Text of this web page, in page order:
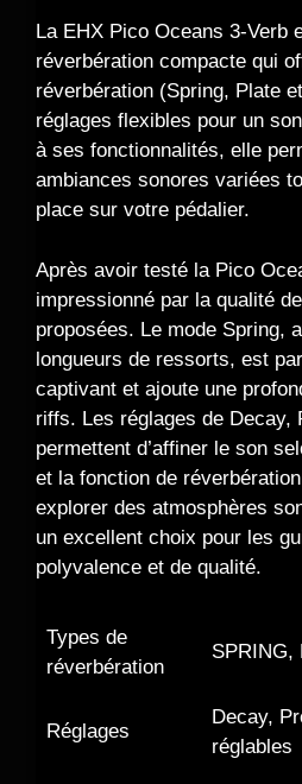
La EHX Pico Oceans 3-Verb
réverbération compacte qui
réverbération (Spring, Plate
réglages flexibles pour un
à ses fonctionnalités, elle
ambiances sonores variées
place sur votre pédalier.
Après avoir testé la Pico
impressionné par la qualité
proposées. Le mode Spring,
longueurs de ressorts, est
captivant et ajoute une
riffs. Les réglages de Decay,
permettent d’affiner le son
et la fonction de
explorer des atmosphères
un excellent choix pour les
polyvalence et de qualité.
Types de
réverbération
SPRING,
Réglages
Decay,
réglables